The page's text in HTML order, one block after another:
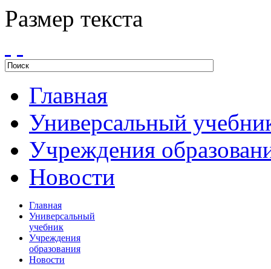
Размер текста
Главная
Универсальный
Учреждения
Новости
Главная
Универсальный
учебник
Учреждения
образования
Новости